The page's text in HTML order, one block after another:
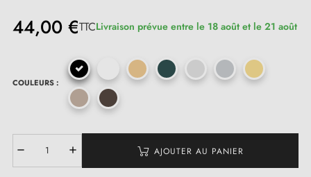
44,00 €TTCLivraison prévue entre le 18 août et le 21 août
COULEURS :
AJOUTER AU PANIER